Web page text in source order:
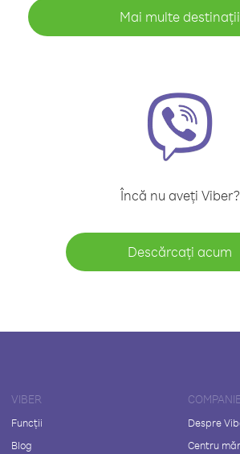
Mai multe destinații
Încă nu aveți Viber?
Descărcați acum
VIBER
Funcții
Blog
COMPANIE
Despre
Centru